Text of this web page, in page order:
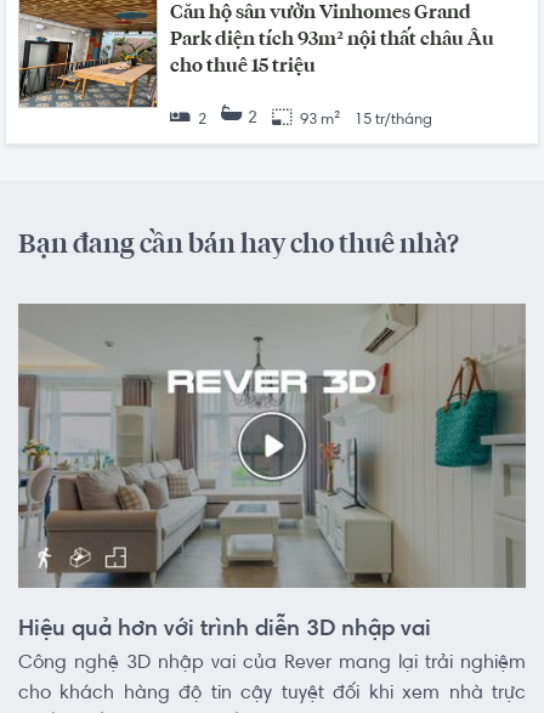
Căn hộ sân vườn Vinhomes Grand
Park diện tích 93m² nội thất châu Âu
cho thuê 15 triệu
2 2 93 m² 15 tr/tháng
Bạn đang cần bán hay cho thuê nhà?
Hiệu quả hơn với trình diễn 3D nhập vai
Công nghệ 3D nhập vai của Rever mang lại trải nghiệm
cho khách hàng độ tin cậy tuyệt đối khi xem nhà trực